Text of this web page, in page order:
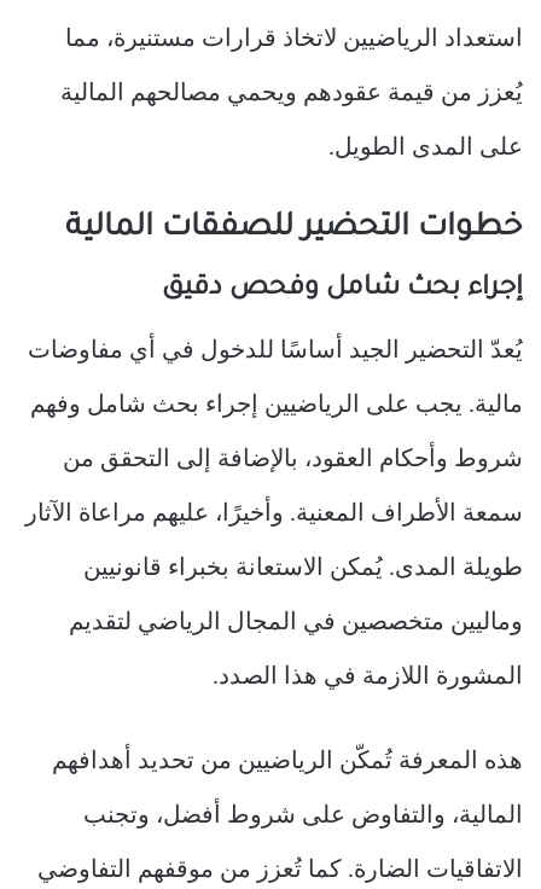
استعداد الرياضيين لاتخاذ قرارات مستنيرة، مما
يُعزز من قيمة عقودهم ويحمي مصالحهم المالية
على المدى الطويل.
خطوات التحضير للصفقات المالية
إجراء بحث شامل وفحص دقيق
يُعدّ التحضير الجيد أساسًا للدخول في أي مفاوضات
مالية. يجب على الرياضيين إجراء بحث شامل وفهم
شروط وأحكام العقود، بالإضافة إلى التحقق من
سمعة الأطراف المعنية. وأخيرًا، عليهم مراعاة الآثار
طويلة المدى. يُمكن الاستعانة بخبراء قانونيين
وماليين متخصصين في المجال الرياضي لتقديم
المشورة اللازمة في هذا الصدد.
هذه المعرفة تُمكّن الرياضيين من تحديد أهدافهم
المالية، والتفاوض على شروط أفضل، وتجنب
الاتفاقيات الضارة. كما تُعزز من موقفهم التفاوضي